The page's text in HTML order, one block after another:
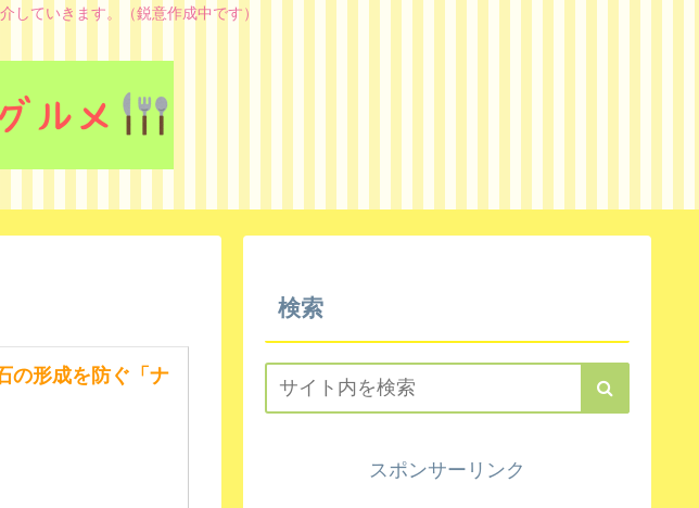
していきます。（鋭意作成中です）
の形成を防ぐ「ナ
検索
スポンサーリンク